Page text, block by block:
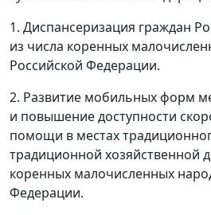
1. Диспансеризация граждан
из числа коренных
Российской Федерации.
2. Развитие мобильных форм
и повышение доступности
помощи в местах
традиционной хозяйственной
коренных малочисленных
Федерации.